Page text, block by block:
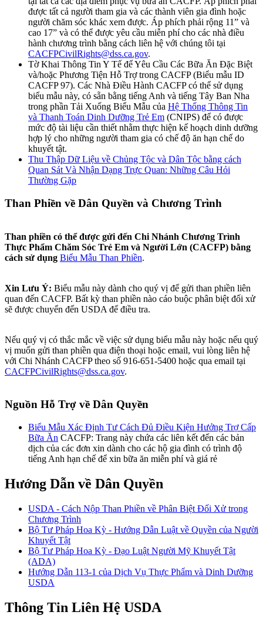
được tất cả người tham gia và các thành viên gia đình hoặc
người chăm sóc khác xem được. Áp phích phải rộng 11” và
cao 17” và có thể được yêu cầu miễn phí cho các nhà điều
hành chương trình bằng cách liên hệ với chúng tôi tại
CACFPCivilRights@dss.ca.gov.
Tờ Khai Thông Tin Y Tế để Yêu Cầu Các Bữa Ăn Đặc Biệt
và/hoặc Phương Tiện Hỗ Trợ trong CACFP (Biểu mẫu ID
CACFP 97). Các Nhà Điều Hành CACFP có thể sử dụng
biểu mẫu này, có sẵn bằng tiếng Anh và tiếng Tây Ban Nha
trong phần Tải Xuống Biểu Mẫu của Hệ Thống Thông Tin
và Thanh Toán Dinh Dưỡng Trẻ Em (CNIPS) để có được
mức độ tài liệu cần thiết nhằm thực hiện kế hoạch dinh dưỡng
hợp lý cho những người tham gia có chế độ ăn hạn chế do
khuyết tật.
Thu Thập Dữ Liệu về Chủng Tộc và Dân Tộc bằng cách
Quan Sát Và Nhận Dạng Trực Quan: Những Câu Hỏi
Thường Gặp
Than Phiền về Dân Quyền và Chương Trình
Than phiền có thể được gửi đến Chi Nhánh Chương Trình
Thực Phẩm Chăm Sóc Trẻ Em và Người Lớn (CACFP) bằng
cách sử dụng Biểu Mẫu Than Phiền.
Xin Lưu Ý: Biểu mẫu này dành cho quý vị để gửi than phiền liên
quan đến CACFP. Bất kỳ than phiền nào cáo buộc phân biệt đối xử
sẽ được chuyển đến USDA để điều tra.
Nếu quý vị có thắc mắc về việc sử dụng biểu mẫu này hoặc nếu quý
vị muốn gửi than phiền qua điện thoại hoặc email, vui lòng liên hệ
với Chi Nhánh CACFP theo số 916-651-5400 hoặc qua email tại
CACFPCivilRights@dss.ca.gov.
Nguồn Hỗ Trợ về Dân Quyền
Biểu Mẫu Xác Định Tư Cách Đủ Điều Kiện Hưởng Trợ Cấp
Bữa Ăn CACFP: Trang này chứa các liên kết đến các bản
dịch của các đơn xin dành cho các hộ gia đình có trình độ
tiếng Anh hạn chế để xin bữa ăn miễn phí và giá rẻ
Hướng Dẫn về Dân Quyền
USDA - Cách Nộp Than Phiền về Phân Biệt Đối Xử trong
Chương Trình
Bộ Tư Pháp Hoa Kỳ - Hướng Dẫn Luật về Quyền của Người
Khuyết Tật
Bộ Tư Pháp Hoa Kỳ - Đạo Luật Người Mỹ Khuyết Tật
(ADA)
Hướng Dẫn 113-1 của Dịch Vụ Thực Phẩm và Dinh Dưỡng
USDA
Thông Tin Liên Hệ USDA